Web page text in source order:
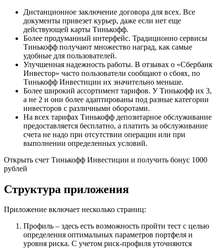
Дистанционное заключение договора для всех. Все
документы привезет курьер, даже если нет еще
действующей карты Тинькофф.
Более продуманный интерфейс. Традиционно сервисы
Тинькофф получают множество наград, как самые
удобные для пользователей.
Улучшенная надежность работы. В отзывах о «Сбербанк
Инвестор» часто пользователи сообщают о сбоях, по
Тинькофф Инвестиции их значительно меньше.
Более широкий ассортимент тарифов. У Тинькофф их 3,
а не 2 и они более адаптированы под разные категории
инвесторов с различными оборотами.
На всех тарифах Тинькофф депозитарное обслуживание
предоставляется бесплатно, а платить за обслуживание
счета не надо при отсутствии операции или при
выполнении определенных условий.
Открыть счет Тинькофф Инвестиции и получить бонус 1000
рублей
Структура приложения
Приложение включает несколько страниц:
Профиль – здесь есть возможность пройти тест с целью
определения оптимальных параметров портфеля и
уровня риска. С учетом риск-профиля уточняются